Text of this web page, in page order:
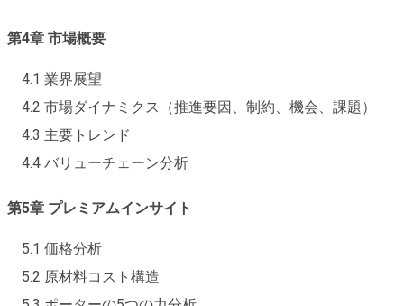
第4章 市場概要
4.1 業界展望
4.2 市場ダイナミクス（推進要因、制約、機会、課題）
4.3 主要トレンド
4.4 バリューチェーン分析
第5章 プレミアムインサイト
5.1 価格分析
5.2 原材料コスト構造